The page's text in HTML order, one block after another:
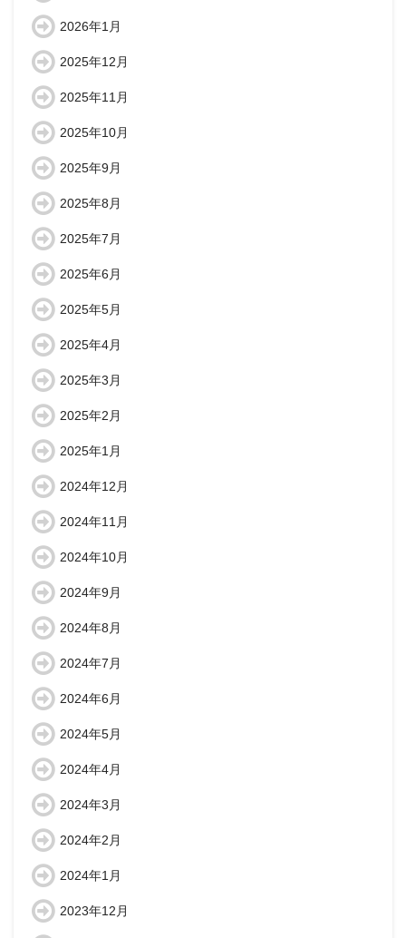
2026年1月
2025年12月
2025年11月
2025年10月
2025年9月
2025年8月
2025年7月
2025年6月
2025年5月
2025年4月
2025年3月
2025年2月
2025年1月
2024年12月
2024年11月
2024年10月
2024年9月
2024年8月
2024年7月
2024年6月
2024年5月
2024年4月
2024年3月
2024年2月
2024年1月
2023年12月